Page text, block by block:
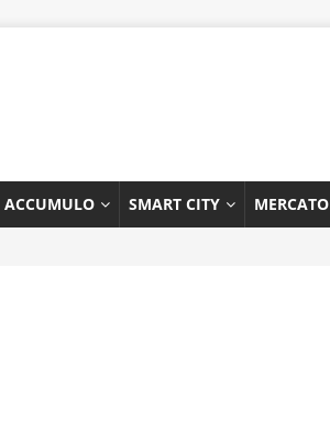
ACCUMULO SMART CITY MERCATO